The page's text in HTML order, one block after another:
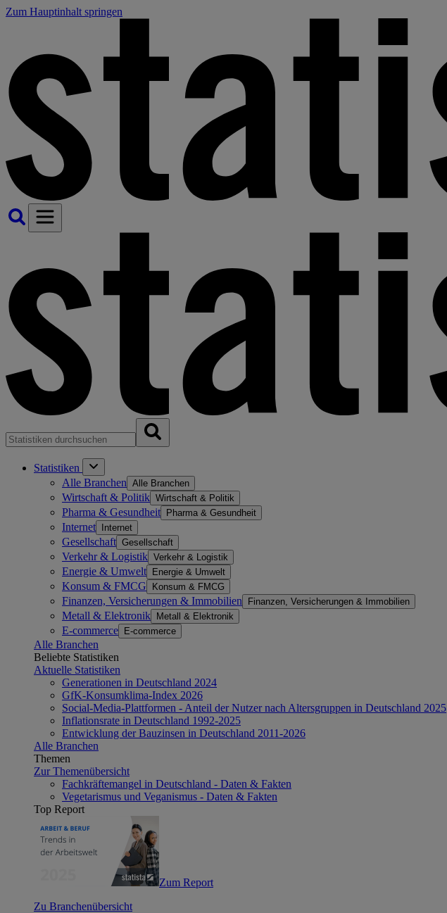
Zum Hauptinhalt springen
Statistiken
Alle Branchen Alle Branchen
Wirtschaft & Politik Wirtschaft & Politik
Pharma & Gesundheit Pharma & Gesundheit
Internet Internet
Gesellschaft Gesellschaft
Verkehr & Logistik Verkehr & Logistik
Energie & Umwelt Energie & Umwelt
Konsum & FMCG Konsum & FMCG
Finanzen, Versicherungen & Immobilien Finanzen, Versicherungen & Immobilien
Metall & Elektronik Metall & Elektronik
E-commerce E-commerce
Alle Branchen
Beliebte Statistiken
Aktuelle Statistiken
Generationen in Deutschland 2024
GfK-Konsumklima-Index 2026
Social-Media-Plattformen - Anteil der Nutzer nach Altersgruppen in Deutschland 2025
Inflationsrate in Deutschland 1992-2025
Entwicklung der Bauzinsen in Deutschland 2011-2026
Alle Branchen
Themen
Zur Themenübersicht
Fachkräftemangel in Deutschland - Daten & Fakten
Vegetarismus und Veganismus - Daten & Fakten
Top Report
Zum Report
Zu Branchenübersicht